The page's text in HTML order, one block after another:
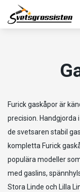
Furick gaskåpor är
precision. Handgjorda
de svetsaren stabil
kompletta Furick
populära modeller
med gaslins,
Stora Linde och Lilla